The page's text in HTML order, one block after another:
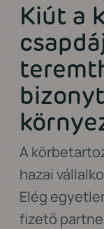
Kiút a
A
hazai
Elég
fizető